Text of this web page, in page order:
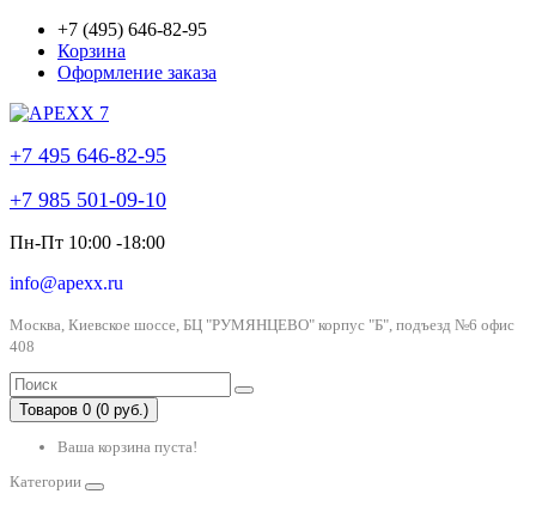
+7 (495) 646-82-95
Корзина
Оформление заказа
+7 495 646-82-95
+7 985 501-09-10
Пн-Пт 10:00 -18:00
info@apexx.ru
Москва, Киевское шоссе, БЦ "РУМЯНЦЕВО" корпус "Б", подъезд №6 офис
408
Товаров 0 (0 руб.)
Ваша корзина пуста!
Категории